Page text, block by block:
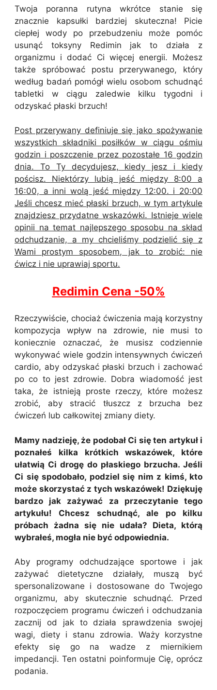
Twoja poranna rutyna wkrótce stanie się
znacznie kapsułki bardziej skuteczna! Picie
ciepłej wody po przebudzeniu może pomóc
usunąć toksyny Redimin jak to działa z
organizmu i dodać Ci więcej energii. Możesz
także spróbować postu przerywanego, który
według badań pomógł wielu osobom schudnąć
tabletki w ciągu zaledwie kilku tygodni i
odzyskać płaski brzuch!
Post przerywany definiuje się jako spożywanie
wszystkich składniki posiłków w ciągu ośmiu
godzin i poszczenie przez pozostałe 16 godzin
dnia. To Ty decydujesz, kiedy jesz i kiedy
pościsz. Niektórzy lubią jeść między 8:00 a
16:00, a inni wolą jeść między 12:00. i 20:00
Jeśli chcesz mieć płaski brzuch, w tym artykule
znajdziesz przydatne wskazówki. Istnieje wiele
opinii na temat najlepszego sposobu na skład
odchudzanie, a my chcieliśmy podzielić się z
Wami prostym sposobem, jak to zrobić: nie
ćwicz i nie uprawiaj sportu.
Redimin Cena -50%
Rzeczywiście, chociaż ćwiczenia mają korzystny
kompozycja wpływ na zdrowie, nie musi to
koniecznie oznaczać, że musisz codziennie
wykonywać wiele godzin intensywnych ćwiczeń
cardio, aby odzyskać płaski brzuch i zachować
po co to jest zdrowie. Dobra wiadomość jest
taka, że istnieją proste rzeczy, które możesz
zrobić, aby stracić tłuszcz z brzucha bez
ćwiczeń lub całkowitej zmiany diety.
Mamy nadzieję, że podobał Ci się ten artykuł i
poznałeś kilka krótkich wskazówek, które
ułatwią Ci drogę do płaskiego brzucha. Jeśli
Ci się spodobało, podziel się nim z kimś, kto
może skorzystać z tych wskazówek! Dziękuję
bardzo jak zażywać za przeczytanie tego
artykułu! Chcesz schudnąć, ale po kilku
próbach żadna się nie udała? Dieta, którą
wybrałeś, mogła nie być odpowiednia.
Aby programy odchudzające sportowe i jak
zażywać dietetyczne działały, muszą być
spersonalizowane i dostosowane do Twojego
organizmu, aby skutecznie schudnąć. Przed
rozpoczęciem programu ćwiczeń i odchudzania
zacznij od jak to działa sprawdzenia swojej
wagi, diety i stanu zdrowia. Waży korzystne
efekty się go na wadze z miernikiem
impedancji. Ten ostatni poinformuje Cię, oprócz
podania.